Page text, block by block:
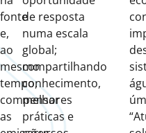
fonte
e,
ao
mesmo
tempo,
compensar
as
de resposta
numa escala
global;
compartilhando
conhecimento,
melhores
práticas e